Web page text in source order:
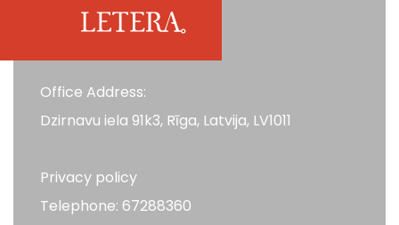
Office Address:
Dzirnavu iela 91k3, Rīga, Latvija, LV1011
Privacy policy
Telephone: 67288360